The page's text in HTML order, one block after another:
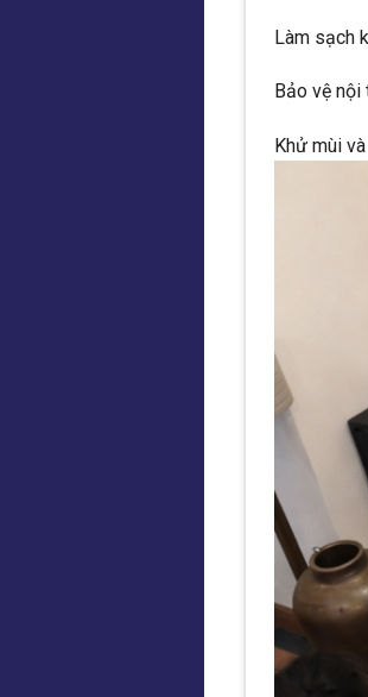
Làm sạch
Bảo vệ
Khử mùi